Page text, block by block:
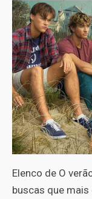
Elenco de O
buscas que